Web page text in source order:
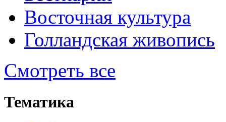
Восточная культура
Голландская живопись
Смотреть все
Тематика